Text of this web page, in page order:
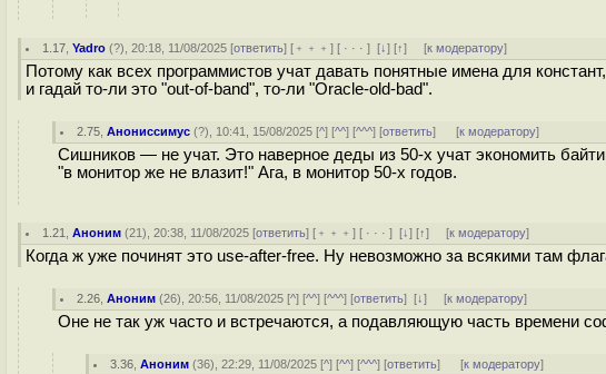
1.17 ,Yadro (?), 20:18, 11/08/2025 [ответить] [ ﹢﹢﹢] [ · · ·][↓] [↑] [к модератору]
Потому как всех программистов учат давать понятные имена для
и гадай то-ли это "out-of-band", то-ли "Oracle-old-bad".
2.75 ,Анониссимус (?), 10:41, 15/08/2025 [^] [^^] [^^^] [ответить] [к модератору]
Сишников — не учат. Это наверное деды из 50-х учат экономить
"в монитор же не влазит!" Ага, в монитор 50-х годов.
1.21 ,Аноним (21), 20:38, 11/08/2025 [ответить] [ ﹢﹢﹢] [ · · ·][↓] [↑] [к модератору]
Когда ж уже починят это use-after-free. Ну невозможно за всякими там
2.26 ,Аноним (26), 20:56, 11/08/2025 [^] [^^] [^^^] [ответить][↓] [к модератору]
Оне не так уж часто и встречаются, а подавляющую часть времени
3.36 ,Аноним (36), 22:29, 11/08/2025 [^] [^^] [^^^] [ответить] [к модератору]